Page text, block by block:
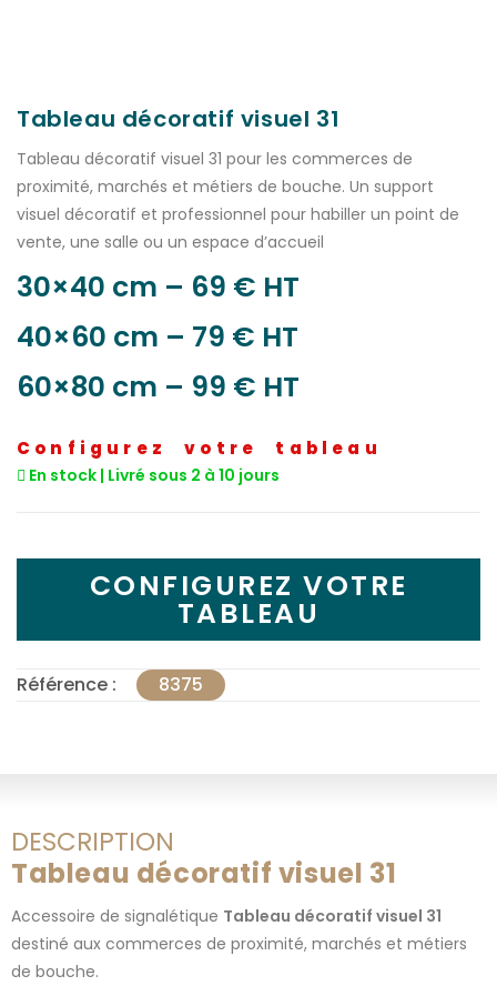
Tableau décoratif visuel 31
Tableau décoratif visuel 31 pour les commerces de
proximité, marchés et métiers de bouche. Un support
visuel décoratif et professionnel pour habiller un point de
vente, une salle ou un espace d’accueil
30×40 cm – 69 € HT
40×60 cm – 79 € HT
60×80 cm – 99 € HT
Configurez votre tableau
En stock | Livré sous 2 à 10 jours
CONFIGUREZ VOTRE
TABLEAU
Référence : 8375
DESCRIPTION
Tableau décoratif visuel 31
Accessoire de signalétique Tableau décoratif visuel 31
destiné aux commerces de proximité, marchés et métiers
de bouche.